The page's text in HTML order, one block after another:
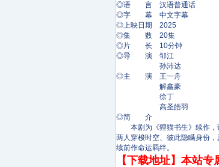
◎语 言 汉语普通话
◎字 幕 中文字幕
◎上映日期 2025
◎集 数 20集
◎片 长 10分钟
◎导 演 邹江
孙沛达
◎主 演 王一舟
解鑫豪
徐丁
高圣皓羽
◎简 介
本剧为《狸猫书生》续作，讲
两人穿梭时空、彼此隐瞒身份
续前作命运羁绊。
【下载地址】本站